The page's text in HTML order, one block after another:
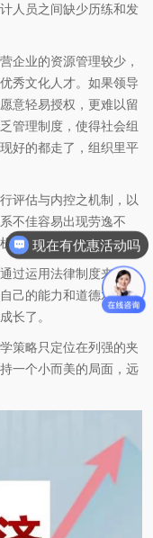
人员之间缺少历练和发
企业的资源管理较少，
秀文化人才。如果领导
意轻易授权，更难以留
管理制度，使得社会组
好的都走了，组织里平
评估与内控之机制，以
不佳容易出现劳逸不
制缺乏，则无法杜绝各
过运用法律制度来管
己的能力和道德水平不
长了。
策略只定位在列强的夹
一个小而美的局面，远
现在有优惠活动吗